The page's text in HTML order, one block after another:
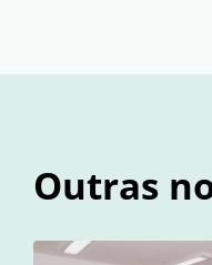
Outras